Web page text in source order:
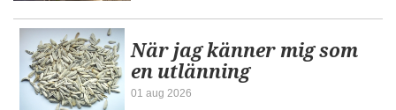
När jag känner mig som
en utlänning
01 aug 2026